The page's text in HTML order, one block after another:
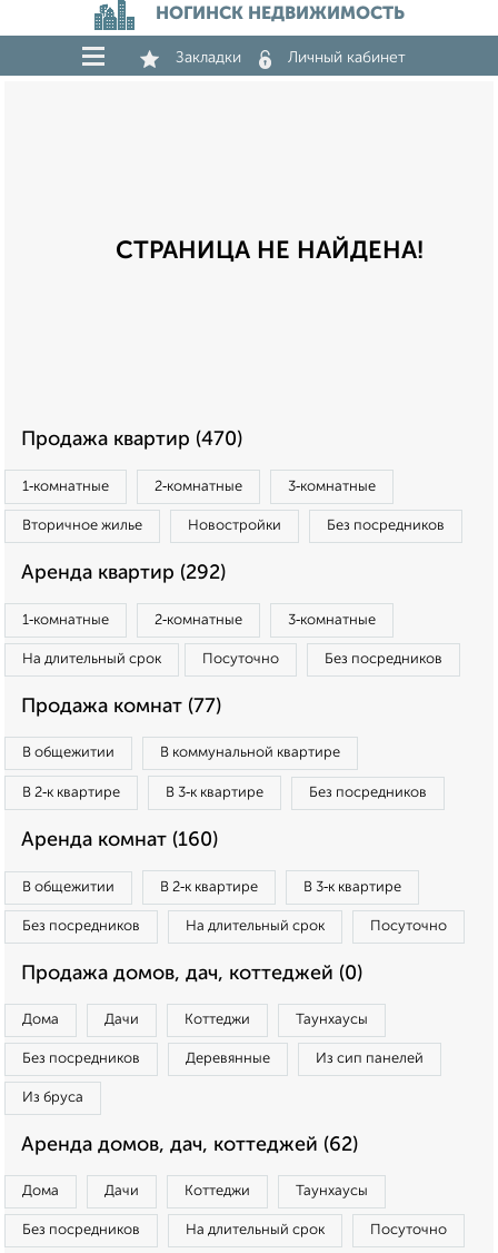
НОГИНСК НЕДВИЖИМОСТЬ
Закладки Личный кабинет
СТРАНИЦА НЕ НАЙДЕНА!
Продажа квартир (470)
1‑комнатные 2‑комнатные 3‑комнатные
Вторичное жилье Новостройки Без посредников
Аренда квартир (292)
1‑комнатные 2‑комнатные 3‑комнатные
На длительный срок Посуточно Без посредников
Продажа комнат (77)
В общежитии В коммунальной квартире
В 2‑к квартире В 3‑к квартире Без посредников
Аренда комнат (160)
В общежитии В 2‑к квартире В 3‑к квартире
Без посредников На длительный срок Посуточно
Продажа домов, дач, коттеджей (0)
Дома Дачи Коттеджи Таунхаусы
Без посредников Деревянные Из сип панелей
Из бруса
Аренда домов, дач, коттеджей (62)
Дома Дачи Коттеджи Таунхаусы
Без посредников На длительный срок Посуточно